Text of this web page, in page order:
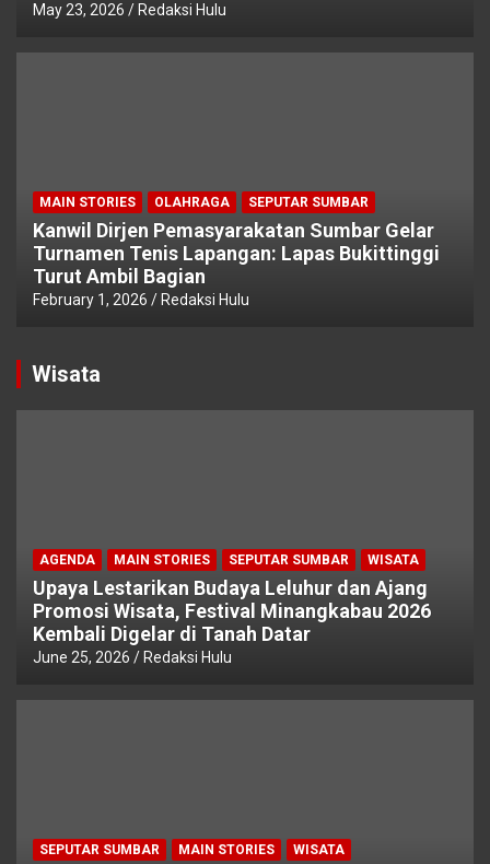
May 23, 2026 Redaksi Hulu
MAIN STORIES OLAHRAGA SEPUTAR SUMBAR
Kanwil Dirjen Pemasyarakatan Sumbar Gelar
Turnamen Tenis Lapangan: Lapas Bukittinggi
Turut Ambil Bagian
February 1, 2026 Redaksi Hulu
Wisata
AGENDA MAIN STORIES SEPUTAR SUMBAR WISATA
Upaya Lestarikan Budaya Leluhur dan Ajang
Promosi Wisata, Festival Minangkabau 2026
Kembali Digelar di Tanah Datar
June 25, 2026 Redaksi Hulu
SEPUTAR SUMBAR MAIN STORIES WISATA